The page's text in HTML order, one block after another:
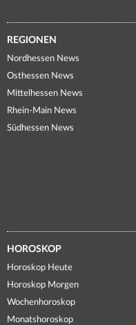
REGIONEN
Nordhessen News
Osthessen News
Mittelhessen News
Rhein-Main News
Südhessen News
HOROSKOP
Horoskop Heute
Horoskop Morgen
Wochenhoroskop
Monatshoroskop